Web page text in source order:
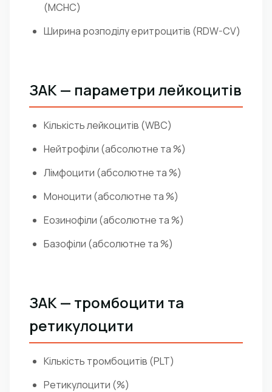
(MCHC)
Ширина розподілу еритроцитів (RDW-CV)
ЗАК — параметри лейкоцитів
Кількість лейкоцитів (WBC)
Нейтрофіли (абсолютне та %)
Лімфоцити (абсолютне та %)
Моноцити (абсолютне та %)
Еозинофіли (абсолютне та %)
Базофіли (абсолютне та %)
ЗАК — тромбоцити та
ретикулоцити
Кількість тромбоцитів (PLT)
Ретикулоцити (%)